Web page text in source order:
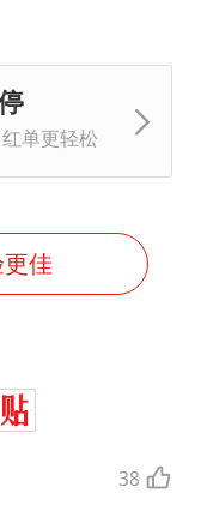
单更轻松
佳
38